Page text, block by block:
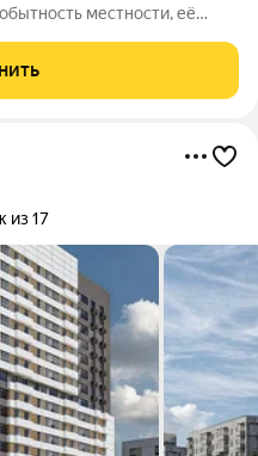
местности, её
доступности:
из 17